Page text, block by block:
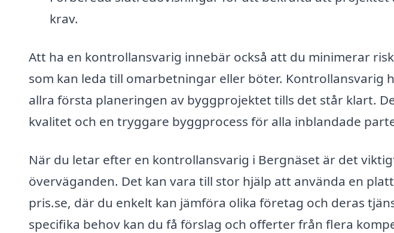
krav.
Att ha en kontrollansvarig innebär också att du minimerar
som kan leda till omarbetningar eller böter. Kontrollansvarig
allra första planeringen av byggprojektet tills det står klart.
kvalitet och en tryggare byggprocess för alla inblandade
När du letar efter en kontrollansvarig i Bergnäset är det
överväganden. Det kan vara till stor hjälp att använda en
pris.se, där du enkelt kan jämföra olika företag och deras
specifika behov kan du få förslag och offerter från flera